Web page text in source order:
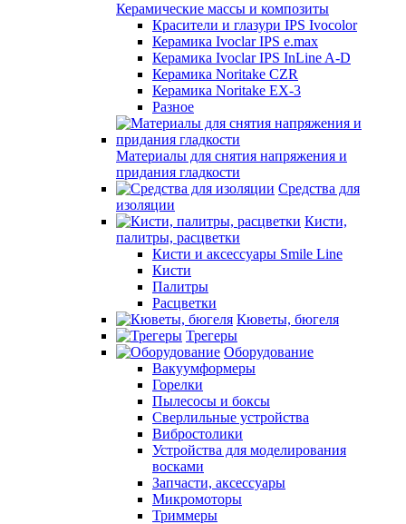
Керамические массы и композиты
Красители и глазури IPS Ivocolor
Керамика Ivoclar IPS e.max
Керамика Ivoclar IPS InLine A-D
Керамика Noritake CZR
Керамика Noritake EX-3
Разное
Материалы для снятия напряжения и
придания гладкости
Средства для
изоляции
Кисти,
палитры, расцветки
Кисти и аксессуары Smile Line
Кисти
Палитры
Расцветки
Кюветы, бюгеля
Трегеры
Оборудование
Вакуумформеры
Горелки
Пылесосы и боксы
Сверлильные устройства
Вибростолики
Устройства для моделирования
восками
Запчасти, аксессуары
Микромоторы
Триммеры